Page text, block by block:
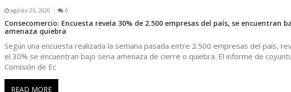
agosto 25, 2020 0
Consecomercio: Encuesta revela 30% de 2.500 empresas del país, se encuentran
amenaza quiebra
Según una encuesta realizada la semana pasada entre 2.500 empresas del país,
el 30% se encuentran bajo seria amenaza de cierre o quiebra. El informe de
Comisión de Ec
READ MORE